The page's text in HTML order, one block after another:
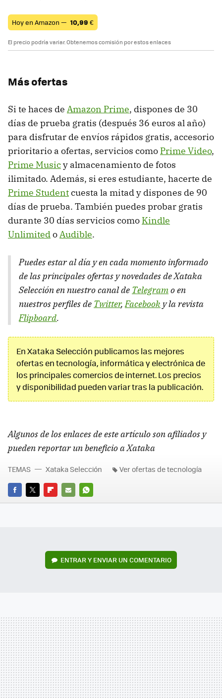
Hoy en Amazon — 10,99 €
El precio podría variar. Obtenemos comisión por estos enlaces
Más ofertas
Si te haces de Amazon Prime, dispones de 30
días de prueba gratis (después 36 euros al año)
para disfrutar de envíos rápidos gratis, accesorio
prioritario a ofertas, servicios como Prime Video,
Prime Musicy almacenamiento de fotos
ilimitado. Además, si eres estudiante, hacerte de
Prime Studentcuesta la mitad y dispones de 90
días de prueba. También puedes probar gratis
durante 30 días servicios como Kindle
UnlimitedoAudible.
Puedes estar al día y en cada momento informado
de las principales ofertas y novedades de Xataka
Selección en nuestro canal de Telegramo en
nuestros perfiles de Twitter,Facebook y la revista
Flipboard.
En Xataka Selección publicamos las mejores
ofertas en tecnología, informática y electrónica de
los principales comercios de internet. Los precios
y disponibilidad pueden variar tras la publicación.
Algunos de los enlaces de este artículo son afiliados y
pueden reportar un beneficio a Xataka
FACEBOOK
TWITTERFLIPBOARD
E-
WHATSAPP
TEMAS Xataka Selección Ver ofertas de tecnología
ENTRAR Y ENVIAR UN COMENTARIO